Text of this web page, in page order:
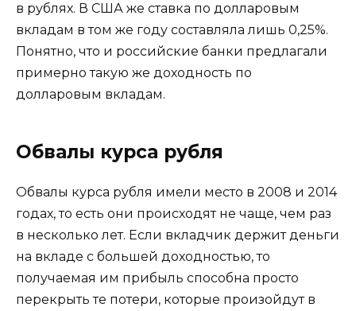
в рублях. В США же ставка по долларовым
вкладам в том же году составляла лишь 0,25%.
Понятно, что и российские банки предлагали
примерно такую же доходность по
долларовым вкладам.
Обвалы курса рубля
Обвалы курса рубля имели место в 2008 и 2014
годах, то есть они происходят не чаще, чем раз
в несколько лет. Если вкладчик держит деньги
на вкладе с большей доходностью, то
получаемая им прибыль способна просто
перекрыть те потери, которые произойдут в